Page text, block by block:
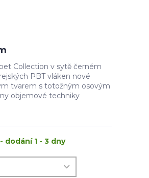
Collection v sytě černém
PBT vláken nové
tvarem s totožným osovým
objemové techniky
dodání 1 - 3 dny